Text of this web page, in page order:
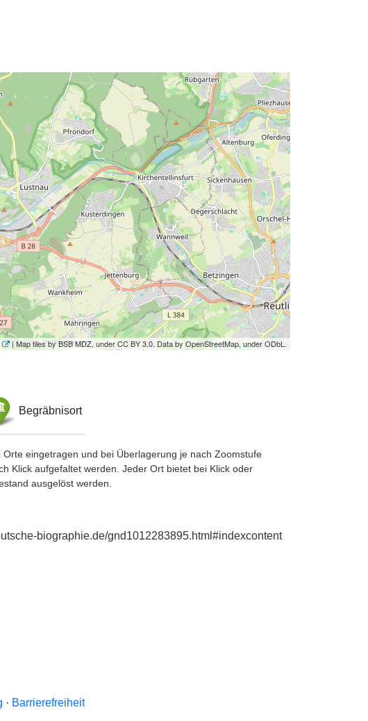
| Map tiles by BSB MDZ, under CC BY 3.0. Data by OpenStreetMap, under ODbL.
Begräbnisort
eingetragen und bei Überlagerung je nach Zoomstufe
Klick aufgefaltet werden. Jeder Ort bietet bei Klick oder
ausgelöst werden.
biographie.de/gnd1012283895.html#indexcontent
· Barrierefreiheit